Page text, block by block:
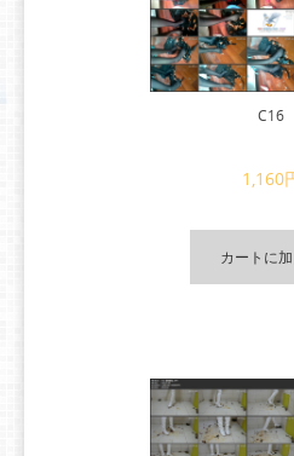
C16
1,160
カートに